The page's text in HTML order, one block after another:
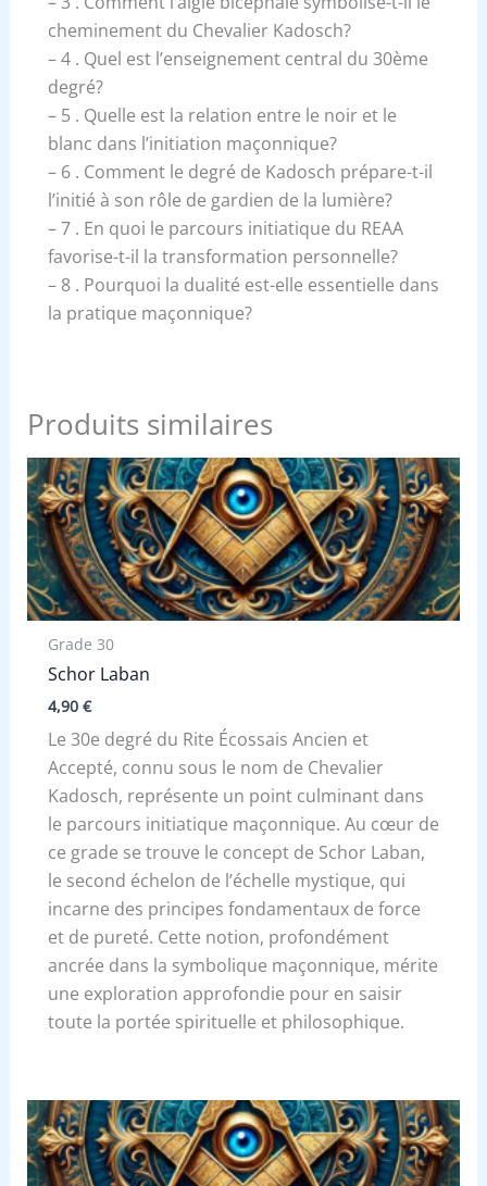
cheminement du Chevalier Kadosch?
– 4 . Quel est l’enseignement central du 30ème
degré?
– 5 . Quelle est la relation entre le noir et le
blanc dans l’initiation maçonnique?
– 6 . Comment le degré de Kadosch prépare-t-il
l’initié à son rôle de gardien de la lumière?
– 7 . En quoi le parcours initiatique du REAA
favorise-t-il la transformation personnelle?
– 8 . Pourquoi la dualité est-elle essentielle dans
la pratique maçonnique?
Produits similaires
Grade 30
Schor Laban
4,90 €
Le 30e degré du Rite Écossais Ancien et
Accepté, connu sous le nom de Chevalier
Kadosch, représente un point culminant dans
le parcours initiatique maçonnique. Au cœur de
ce grade se trouve le concept de Schor Laban,
le second échelon de l’échelle mystique, qui
incarne des principes fondamentaux de force
et de pureté. Cette notion, profondément
ancrée dans la symbolique maçonnique, mérite
une exploration approfondie pour en saisir
toute la portée spirituelle et philosophique.